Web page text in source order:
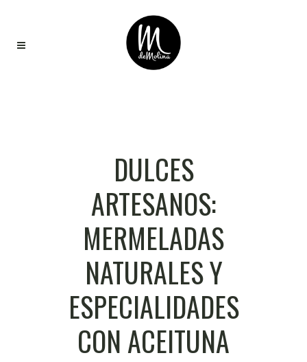
DULCES
ARTESANOS:
MERMELADAS
NATURALES Y
ESPECIALIDADES
CON ACEITUNA